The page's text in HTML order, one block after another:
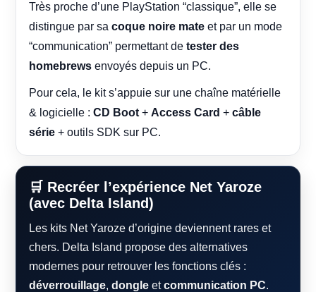
Très proche d’une PlayStation “classique”, elle se
distingue par sa coque noire mate et par un mode
“communication” permettant de tester des
homebrews envoyés depuis un PC.
Pour cela, le kit s’appuie sur une chaîne matérielle
& logicielle : CD Boot + Access Card + câble
série + outils SDK sur PC.
🛒 Recréer l’expérience Net Yaroze
(avec Delta Island)
Les kits Net Yaroze d’origine deviennent rares et
chers. Delta Island propose des alternatives
modernes pour retrouver les fonctions clés :
déverrouillage, dongle etcommunication PC.